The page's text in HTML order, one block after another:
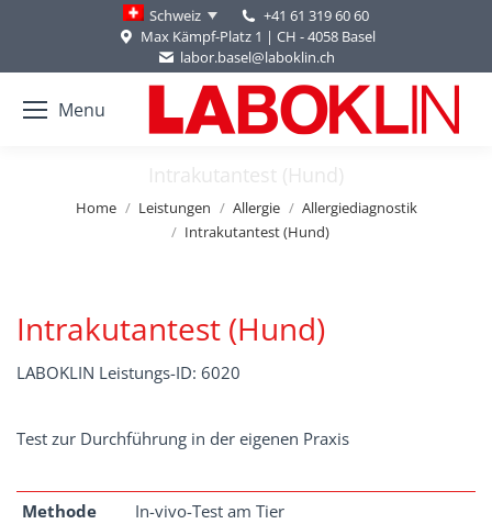
Schweiz
+41 61 319 60 60
Max Kämpf-Platz 1 | CH - 4058 Basel
labor.basel@laboklin.ch
Menu
Intrakutantest (Hund)
You are here:
Home Leistungen Allergie
Allergiediagnostik
Intrakutantest (Hund)
Intrakutantest (Hund)
LABOKLIN Leistungs-ID: 6020
Test zur Durchführung in der eigenen Praxis
Methode In-vivo-Test am Tier